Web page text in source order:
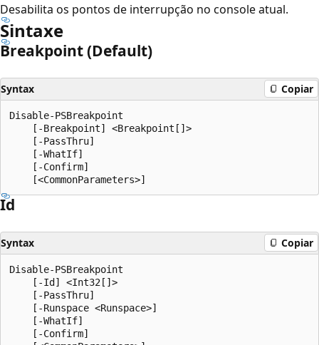
Desabilita os pontos de interrupção no console atual.
Sintaxe
Breakpoint (Default)
Syntax Copiar
Disable-PSBreakpoint
    [-Breakpoint] <Breakpoint[]>
    [-PassThru]
    [-WhatIf]
    [-Confirm]
Id
Syntax Copiar
Disable-PSBreakpoint
    [-Id] <Int32[]>
    [-PassThru]
    [-Runspace <Runspace>]
    [-WhatIf]
    [-Confirm]